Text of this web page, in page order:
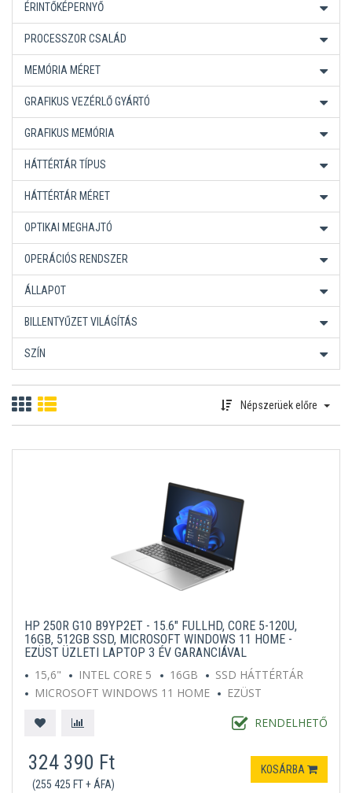
ÉRINTŐKÉPERNYŐ
PROCESSZOR CSALÁD
MEMÓRIA MÉRET
GRAFIKUS VEZÉRLŐ GYÁRTÓ
GRAFIKUS MEMÓRIA
HÁTTÉRTÁR TÍPUS
HÁTTÉRTÁR MÉRET
OPTIKAI MEGHAJTÓ
OPERÁCIÓS RENDSZER
ÁLLAPOT
BILLENTYŰZET VILÁGÍTÁS
SZÍN
Népszerüek előre
HP 250R G10 B9YP2ET - 15.6" FULLHD, CORE 5-120U,
16GB, 512GB SSD, MICROSOFT WINDOWS 11 HOME -
EZÜST ÜZLETI LAPTOP 3 ÉV GARANCIÁVAL
15,6"
INTEL CORE 5 16GB
SSD HÁTTÉRTÁR
MICROSOFT WINDOWS 11 HOME
EZÜST
RENDELHETŐ
324 390 Ft
(255 425 FT + ÁFA)
KOSÁRBA